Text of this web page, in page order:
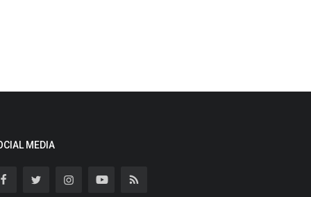
MEDIA